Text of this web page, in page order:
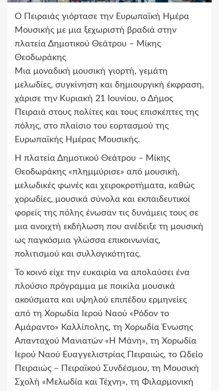
Ο Πειραιάς γιόρτασε την Ευρωπαϊκή Ημέρα
Μουσικής με μια ξεχωριστή βραδιά στην
πλατεία Δημοτικού Θεάτρου – Μίκης
Θεοδωράκης
Μια μοναδική μουσική γιορτή, γεμάτη
μελωδίες, συγκίνηση και δημιουργική έκφραση,
χάρισε την Κυριακή 21 Ιουνίου, ο Δήμος
Πειραιά στους πολίτες και τους επισκέπτες της
πόλης, στο πλαίσιο του εορτασμού της
Ευρωπαϊκής Ημέρας Μουσικής.
Η πλατεία Δημοτικού Θεάτρου – Μίκης
Θεοδωράκης «πλημμύρισε» από μουσική,
μελωδικές φωνές και χειροκροτήματα, καθώς
χορωδίες, μουσικά σύνολα και εκπαιδευτικοί
φορείς της πόλης ένωσαν τις δυνάμεις τους σε
μια ανοιχτή εκδήλωση που ανέδειξε τη μουσική
ως παγκόσμια γλώσσα επικοινωνίας,
πολιτισμού και συλλογικότητας.
Το κοινό είχε την ευκαιρία να απολαύσει ένα
πλούσιο πρόγραμμα με ποικίλα μουσικά
ακούσματα και υψηλού επιπέδου ερμηνείες
από τη Χορωδία Ιερού Ναού «Ρόδον το
Αμάραντο» Καλλίπολης, τη Χορωδία Ένωσης
Απανταχού Μανιατών «Η Μάνη», τη Χορωδία
Ιερού Ναού Ευαγγελιστρίας Πειραιώς, το Ωδείο
Πειραιώς – Πειραϊκού Συνδέσμου, τη Μουσική
Σχολή «Μελωδία και Τέχνη», τη Φιλαρμονική